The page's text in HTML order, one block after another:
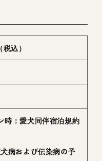
込）
時：愛犬同伴宿泊規約
病および伝染病の予